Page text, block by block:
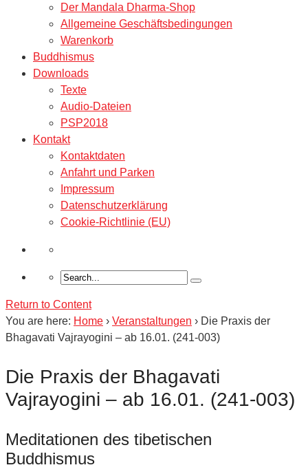
Der Mandala Dharma-Shop
Allgemeine Geschäftsbedingungen
Warenkorb
Buddhismus
Downloads
Texte
Audio-Dateien
PSP2018
Kontakt
Kontaktdaten
Anfahrt und Parken
Impressum
Datenschutzerklärung
Cookie-Richtlinie (EU)
Return to Content
You are here: Home › Veranstaltungen › Die Praxis der
Bhagavati Vajrayogini – ab 16.01. (241-003)
Die Praxis der Bhagavati
Vajrayogini – ab 16.01. (241-003)
Meditationen des tibetischen
Buddhismus